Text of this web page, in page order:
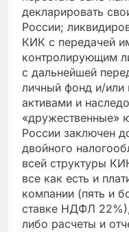
декларировать
России;
КИК с передачей
контролирующим
с дальнейшей
личный фонд и/
активами и
«дружественные»
России заключен
двойного
всей структуры
все как есть и
компании (пять и
ставке НДФЛ
либо расчеты и